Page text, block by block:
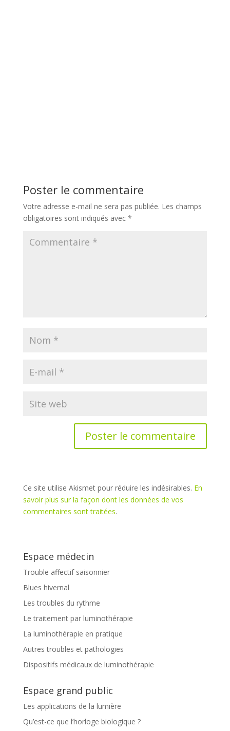
Poster le commentaire
Votre adresse e-mail ne sera pas publiée. Les champs
obligatoires sont indiqués avec *
Ce site utilise Akismet pour réduire les indésirables. En
savoir plus sur la façon dont les données de vos
commentaires sont traitées.
Espace médecin
Trouble affectif saisonnier
Blues hivernal
Les troubles du rythme
Le traitement par luminothérapie
La luminothérapie en pratique
Autres troubles et pathologies
Dispositifs médicaux de luminothérapie
Espace grand public
Les applications de la lumière
Qu’est-ce que l’horloge biologique ?